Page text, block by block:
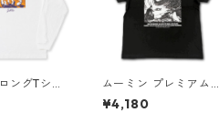
ングTシャ
テーブル
ッズ
ムーミン プレミアムT
シャツ たのしい ブラ
ック 飛行おに 80th 小
¥4,180